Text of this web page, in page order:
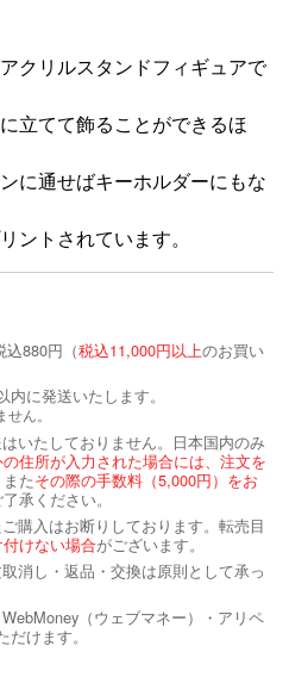
クリルスタンドフィギュアで
立てて飾ることができるほ
に通せばキーホルダーにもな
ントされています。
込880円（税込11,000円以上のお買い
に発送いたします。
ん。
いたしておりません。日本国内のみ
住所が入力された場合には、注文を
たその際の手数料（5,000円）をお
承ください。
購入はお断りしております。転売目
けない場合がございます。
消し・返品・交換は原則として承っ
（ウェブマネー）・アリペ
けます。